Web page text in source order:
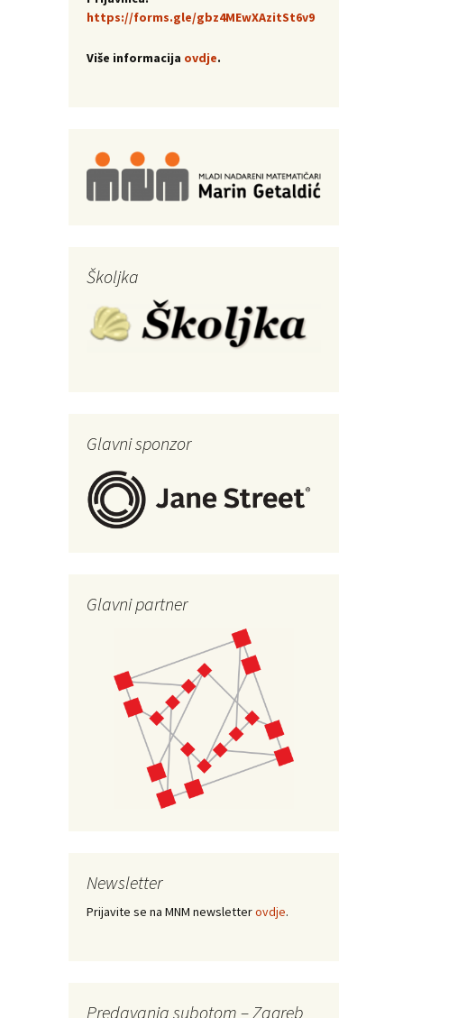
https://forms.gle/gbz4MEwXAzitSt6v9
Više informacija ovdje.
Školjka
Glavni sponzor
Glavni partner
Newsletter
Prijavite se na MNM newsletterovdje.
Predavanja subotom – Zagreb